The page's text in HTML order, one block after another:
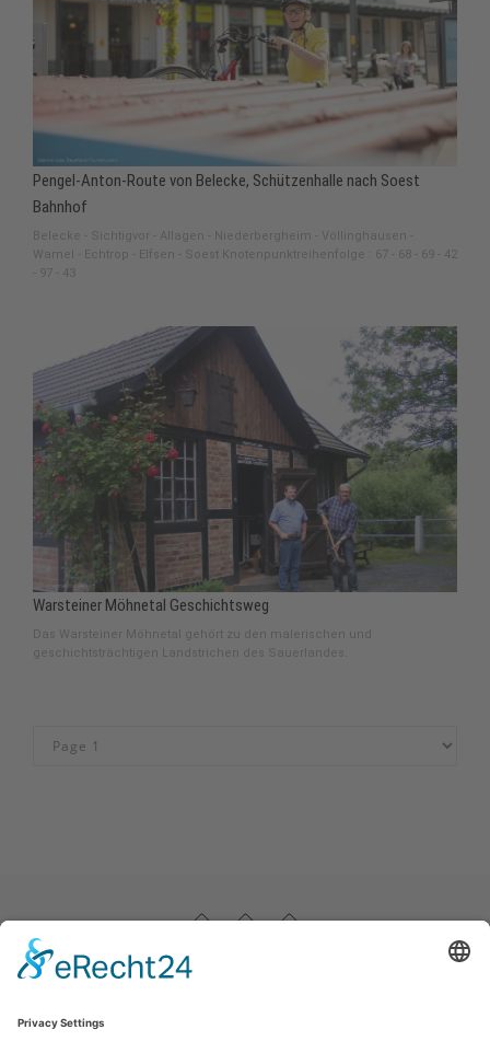
Pengel-Anton-Route von Belecke, Schützenhalle nach Soest
Bahnhof
Belecke - Sichtigvor - Allagen - Niederbergheim - Völlinghausen -
Wamel - Echtrop - Elfsen - Soest Knotenpunktreihenfolge : 67 - 68 - 69 - 42
- 97 - 43
Warsteiner Möhnetal Geschichtsweg
Das Warsteiner Möhnetal gehört zu den malerischen und
geschichtsträchtigen Landstrichen des Sauerlandes.
Impressum